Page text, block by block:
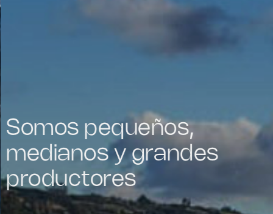
Somos pequeños,
medianos y grandes
productores